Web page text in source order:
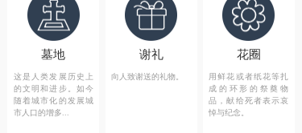
墓地
这是人类发展历史上
的文明和进步。如今
随着城市化的发展城
市人口的增多...
谢礼
向人致谢送的礼物。
花圈
用鲜花或者纸花等扎
成的环形的祭奠物
品，献给死者表示哀
悼与纪念。